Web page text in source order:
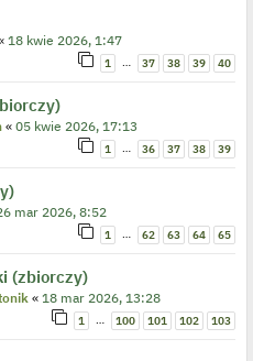
18 kwie 2026, 1:47
1 … 37 38 39 40
« 05 kwie 2026, 17:13
1 … 36 37 38 39
mar 2026, 8:52
1 … 62 63 64 65
(zbiorczy)
« 18 mar 2026, 13:28
1 … 100 101 102 103